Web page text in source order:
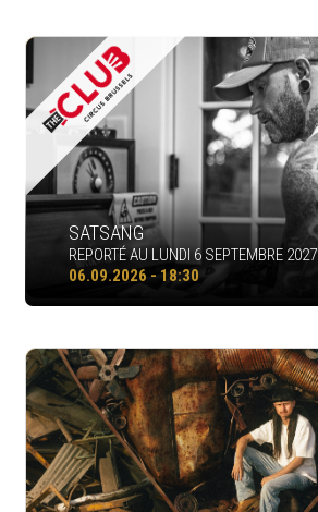
SATSANG
REPORTÉ AU LUNDI 6 SEPTEMBRE 2027
06.09.2026 - 18:30